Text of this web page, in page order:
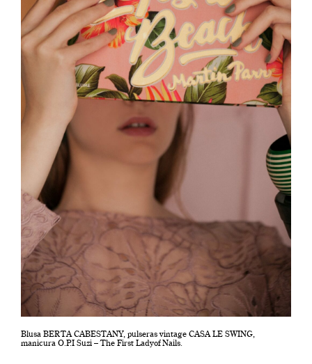
Blusa BERTA CABESTANY, pulseras vintage CASA LE SWING,
manicura O.P.I Suzi – The First Ladyof Nails.